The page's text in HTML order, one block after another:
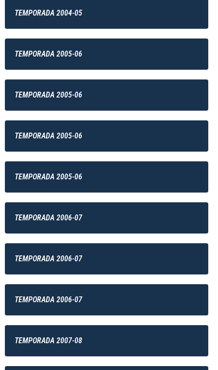
TEMPORADA 2004-05
TEMPORADA 2005-06
TEMPORADA 2005-06
TEMPORADA 2005-06
TEMPORADA 2005-06
TEMPORADA 2006-07
TEMPORADA 2006-07
TEMPORADA 2006-07
TEMPORADA 2007-08